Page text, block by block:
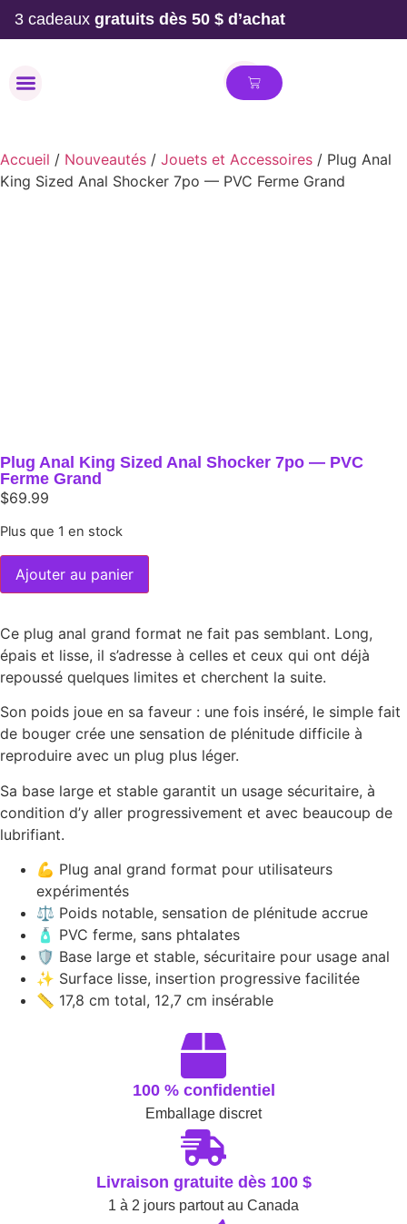
3 cadeaux gratuits dès 50 $ d’achat
Accueil / Nouveautés / Jouets et Accessoires / Plug Anal
King Sized Anal Shocker 7po — PVC Ferme Grand
Plug Anal King Sized Anal Shocker 7po — PVC
Ferme Grand
$69.99
Plus que 1 en stock
Ajouter au panier
Ce plug anal grand format ne fait pas semblant. Long,
épais et lisse, il s’adresse à celles et ceux qui ont déjà
repoussé quelques limites et cherchent la suite.
Son poids joue en sa faveur : une fois inséré, le simple fait
de bouger crée une sensation de plénitude difficile à
reproduire avec un plug plus léger.
Sa base large et stable garantit un usage sécuritaire, à
condition d’y aller progressivement et avec beaucoup de
lubrifiant.
💪 Plug anal grand format pour utilisateurs
expérimentés
⚖️ Poids notable, sensation de plénitude accrue
🧴 PVC ferme, sans phtalates
🛡️ Base large et stable, sécuritaire pour usage anal
✨ Surface lisse, insertion progressive facilitée
📏 17,8 cm total, 12,7 cm insérable
100 % confidentiel
Emballage discret
Livraison gratuite dès 100 $
1 à 2 jours partout au Canada